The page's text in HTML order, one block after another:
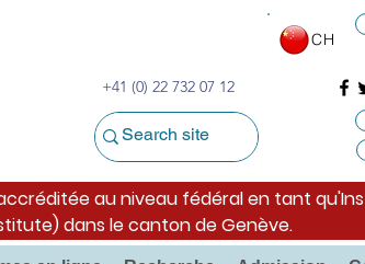
+41 (0) 22 732 07 12
CH
au niveau fédéral en tant
dans le canton de Genève.